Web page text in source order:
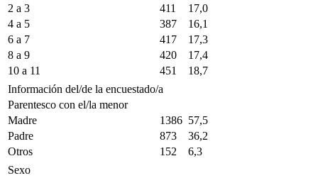
2 a 3
411
17,0
4 a 5
387
16,1
6 a 7
417
17,3
8 a 9
420
17,4
10 a 11
451
18,7
Información del/de la encuestado/a
Parentesco con el/la menor
Madre
1386 57,5
Padre
873
36,2
Otros
152
6,3
Sexo